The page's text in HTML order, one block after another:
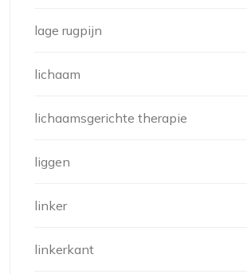
lage rugpijn
lichaam
lichaamsgerichte therapie
liggen
linker
linkerkant